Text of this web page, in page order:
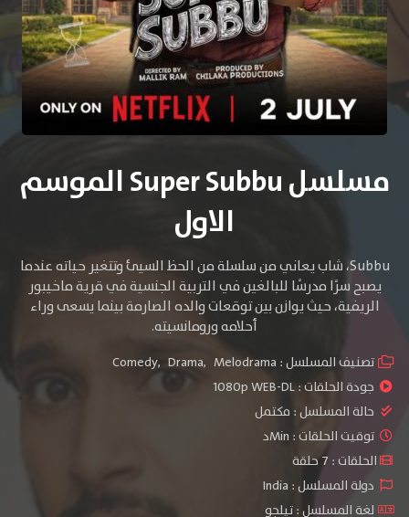
مسلسل Super Subbu الموسم
الاول
Subbu، شاب يعاني من سلسلة من الحظ السيئ وتتغير حياته عندما
يصبح سرًا مدرسًا للبالغين في التربية الجنسية في قرية ماخيبور
الريفية، حيث يوازن بين توقعات والده الصارمة بينما يسعى وراء
أحلامه ورومانسيته.
تصنيف المسلسل : Comedy, Drama, Melodrama
جودة الحلقات :1080p WEB-DL
حالة المسلسل : مكتمل
توقيت الحلقات : Minد
الحلقات : 7 حلقة
دولة المسلسل : India
لغة المسلسل : تيلجو